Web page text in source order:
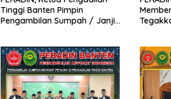
Tinggi Banten Pimpin
Pengambilan Sumpah / Janji